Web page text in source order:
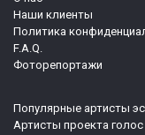
Наши клиенты
Политика
F.A.Q.
Фоторепортажи
Популярные артисты
Артисты проекта голос